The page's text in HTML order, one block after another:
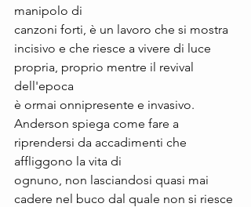
manipolo di
canzoni forti, è un lavoro che si mostra
incisivo e che riesce a vivere di luce
propria, proprio mentre il revival
dell'epoca
è ormai onnipresente e invasivo.
Anderson spiega come fare a
riprendersi da accadimenti che
affliggono la vita di
ognuno, non lasciandosi quasi mai
cadere nel buco dal quale non si riesce